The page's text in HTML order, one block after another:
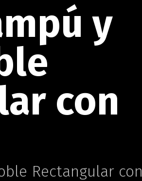
y
con
Rectangular con